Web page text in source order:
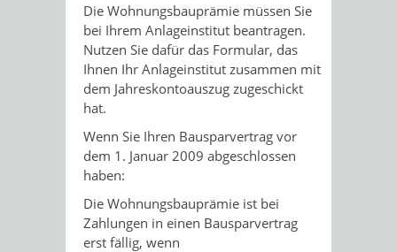
Die Wohnungsbauprämie müssen Sie
bei Ihrem Anlageinstitut beantragen.
Nutzen Sie dafür das Formular, das
Ihnen Ihr Anlageinstitut zusammen mit
dem Jahreskontoauszug zugeschickt
hat.
Wenn Sie Ihren Bausparvertrag vor
dem 1. Januar 2009 abgeschlossen
haben:
Die Wohnungsbauprämie ist bei
Zahlungen in einen Bausparvertrag
erst fällig, wenn